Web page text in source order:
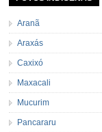
Aranã
Araxás
Caxixó
Maxacali
Mucurim
Pancararu